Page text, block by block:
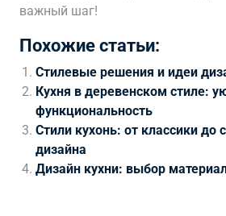
важный шаг!
Похожие статьи:
Стилевые решения и идеи
Кухня в деревенском стиле:
функциональность
Стили кухонь: от классики до
дизайна
Дизайн кухни: выбор